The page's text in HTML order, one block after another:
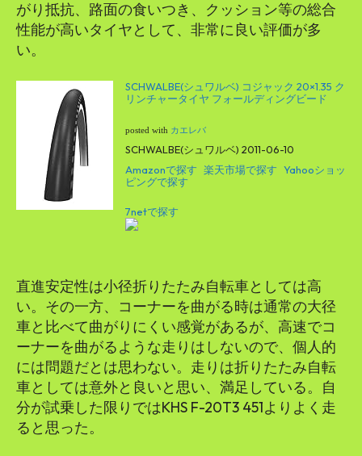
がり抵抗、路面の食いつき、クッション等の総合
性能が高いタイヤとして、非常に良い評価が多
い。
SCHWALBE(シュワルベ) コジャック 20×1.35 ク
リンチャータイヤ フォールディングビード
posted with カエレバ
SCHWALBE(シュワルベ) 2011-06-10
Amazonで探す 楽天市場で探す Yahooショッ
ピングで探す
7netで探す
直進安定性は小径折りたたみ自転車としては高
い。その一方、コーナーを曲がる時は通常の大径
車と比べて曲がりにくい感覚があるが、高速でコ
ーナーを曲がるような走りはしないので、個人的
には問題だとは思わない。走りは折りたたみ自転
車としては意外と良いと思い、満足している。自
分が試乗した限りではKHS F-20T3 451よりよく走
ると思った。